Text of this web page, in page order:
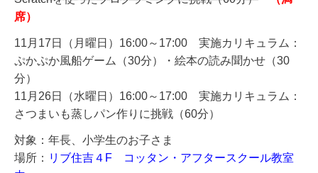
席）
11月17日（月曜日）16:00～17:00 実施カリキュラム：
ぷかぷか風船ゲーム（30分）・絵本の読み聞かせ（30
分）
11月26日（水曜日）16:00～17:00 実施カリキュラム：
さつまいも蒸しパン作りに挑戦（60分）
対象： 年長、小学生のお子さま
場所： リブ住吉４F コッタン・アフタースクール教室